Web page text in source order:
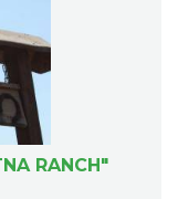
RANCH"